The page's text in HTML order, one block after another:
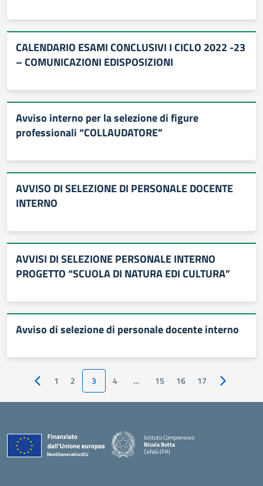
CALENDARIO ESAMI CONCLUSIVI I CICLO 2022 -23
– COMUNICAZIONI EDISPOSIZIONI
Avviso interno per la selezione di figure
professionali “COLLAUDATORE”
AVVISO DI SELEZIONE DI PERSONALE DOCENTE
INTERNO
AVVISI DI SELEZIONE PERSONALE INTERNO
PROGETTO “SCUOLA DI NATURA EDI CULTURA”
Avviso di selezione di personale docente interno
Pagina precedente
1 2 3 4 … 15 16 17 Pagina
Istituto Comprensivo
Nicola Botta
Cefalù (PA)